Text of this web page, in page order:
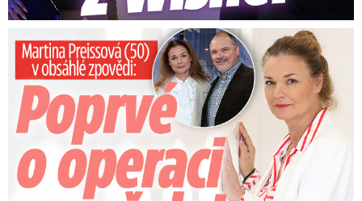
Preissová (50) v obsáhlé zpovědi: Poprvé o operaci manžela